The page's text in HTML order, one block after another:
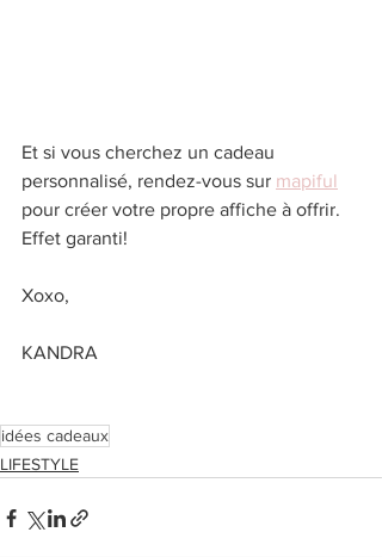
Et si vous cherchez un cadeau
personnalisé, rendez-vous sur mapiful
pour créer votre propre affiche à offrir.
Effet garanti!
Xoxo,
KANDRA
idées cadeaux
LIFESTYLE